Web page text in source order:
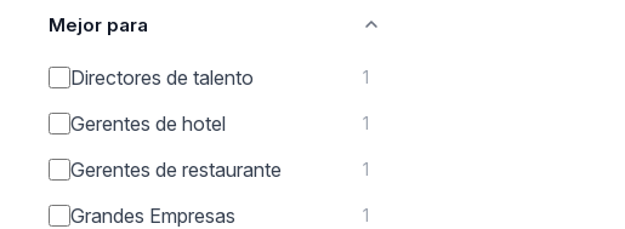
Mejor para
Directores de talento 1
Gerentes de hotel 1
Gerentes de restaurante 1
Grandes Empresas 1